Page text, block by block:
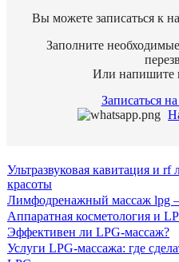
Вы можете записаться к
Заполните
Или напишите
Записаться
Ультразвуковая кавитация и
красоты
Лимфодренажный массаж lpg –
Аппаратная косметология и
Эффективен ли LPG-массаж?
Услуги LPG-массажа: где